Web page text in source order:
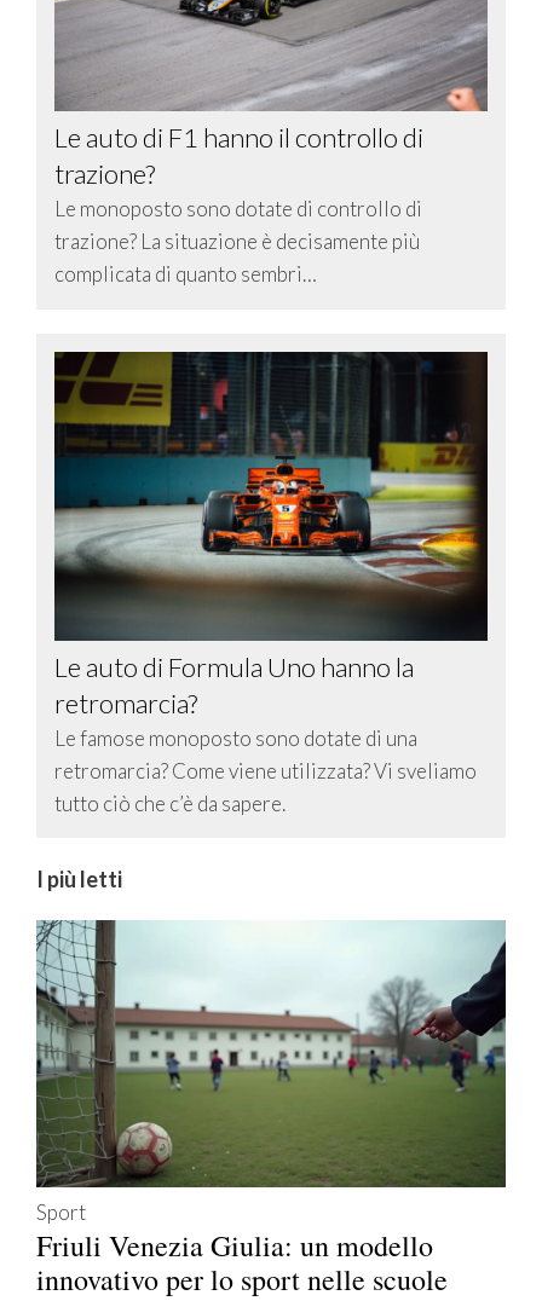
Le auto di F1 hanno il controllo di
trazione?
Le monoposto sono dotate di controllo di
trazione? La situazione è decisamente più
complicata di quanto sembri…
Le auto di Formula Uno hanno la
retromarcia?
Le famose monoposto sono dotate di una
retromarcia? Come viene utilizzata? Vi sveliamo
tutto ciò che c’è da sapere.
I più letti
Sport
Friuli Venezia Giulia: un modello
innovativo per lo sport nelle scuole